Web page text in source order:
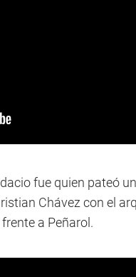
fue quien pateó
Chávez con el
a Peñarol.